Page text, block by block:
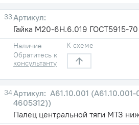
33
Гайка М20-6Н.6.019 ГОСТ5915-70
Наличие
Обратитесь к
консультанту
К схеме
34
A61.10.001
4605312))
Палец центральной тяги МТЗ